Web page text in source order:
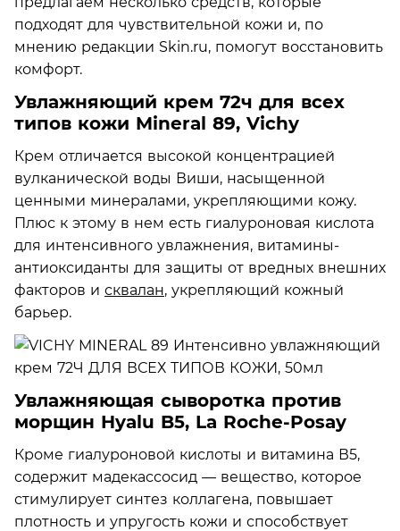
подходят для чувствительной кожи и, по
мнению редакции Skin.ru, помогут восстановить
комфорт.
Увлажняющий крем 72ч для всех
типов кожи Mineral 89, Vichy
Крем отличается высокой концентрацией
вулканической воды Виши, насыщенной
ценными минералами, укрепляющими кожу.
Плюс к этому в нем есть гиалуроновая кислота
для интенсивного увлажнения, витамины-
антиоксиданты для защиты от вредных внешних
факторов и сквалан, укрепляющий кожный
барьер.
Увлажняющая сыворотка против
морщин Hyalu B5, La Roche-Posay
Кроме гиалуроновой кислоты и витамина В5,
содержит мадекассосид — вещество, которое
стимулирует синтез коллагена, повышает
плотность и упругость кожи и способствует